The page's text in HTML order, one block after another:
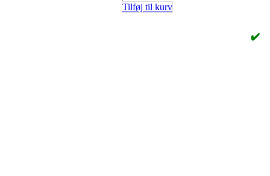
Tilføj til kurv
✔️